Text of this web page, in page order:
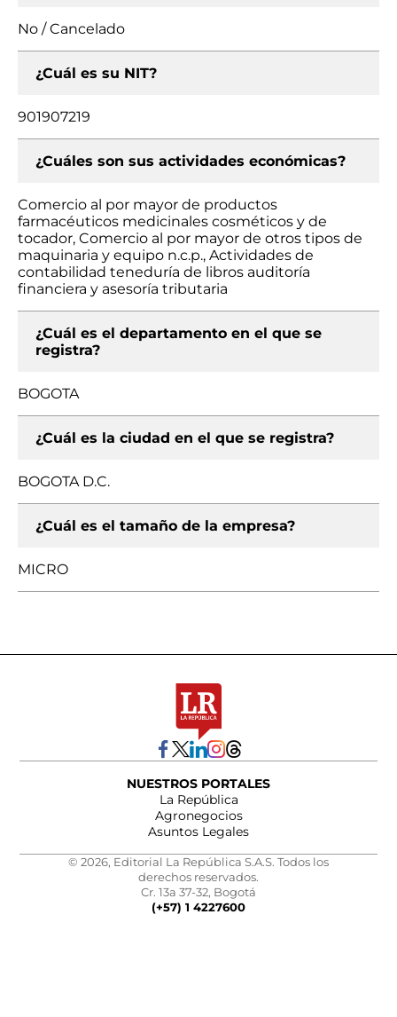
No / Cancelado
¿Cuál es su NIT?
901907219
¿Cuáles son sus actividades económicas?
Comercio al por mayor de productos
farmacéuticos medicinales cosméticos y de
tocador, Comercio al por mayor de otros tipos de
maquinaria y equipo n.c.p., Actividades de
contabilidad teneduría de libros auditoría
financiera y asesoría tributaria
¿Cuál es el departamento en el que se
registra?
BOGOTA
¿Cuál es la ciudad en el que se registra?
BOGOTA D.C.
¿Cuál es el tamaño de la empresa?
MICRO
NUESTROS PORTALES
La República
Agronegocios
Asuntos Legales
© 2026, Editorial La República S.A.S. Todos los
derechos reservados.
Cr. 13a 37-32, Bogotá
(+57) 1 4227600